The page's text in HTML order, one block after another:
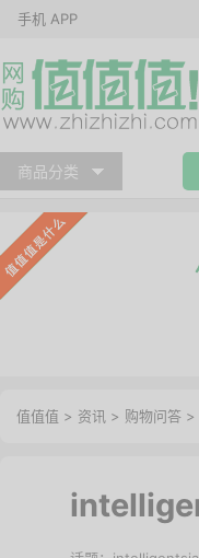
手机 APP
商品分类
值值值 > 资讯 > 购物问答 >